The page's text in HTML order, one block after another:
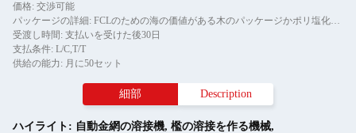
価格: 交渉可能
パッケージの詳細: FCLのための海の価値がある木のパッケージかポリ塩化ビニールのフィルム
受渡し時間: 支払いを受けた後30日
支払条件: L/C,T/T
供給の能力: 月に50セット
細部 Description
ハイライト: 自動金網の溶接機, 檻の溶接を作る機械,